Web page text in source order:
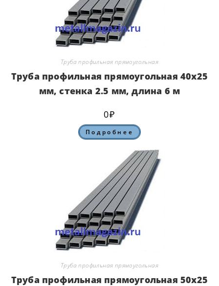
Труба профильная прямоугольная
Труба профильная прямоугольная 40х25
мм, стенка 2.5 мм, длина 6 м
0₽
Подробнее
Труба профильная прямоугольная
Труба профильная прямоугольная 50х25